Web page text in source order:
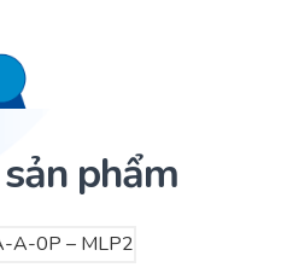
phẩm
phẩm Cảm biến ACI